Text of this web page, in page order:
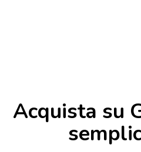
Acquista su